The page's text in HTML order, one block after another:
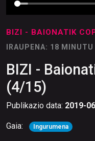
BIZI - BAIONATIK
IRAUPENA: 18 MINUTU
BIZI -
(4/15)
Publikazio data: 2019-
Gaia: Ingurumena